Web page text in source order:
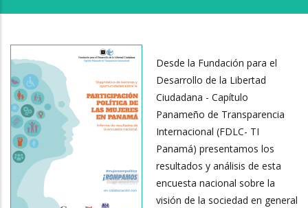
Desde la Fundación para el
Desarrollo de la Libertad
Ciudadana - Capítulo
Panameño de Transparencia
Internacional (FDLC- TI
Panamá) presentamos los
resultados y análisis de esta
encuesta nacional sobre la
visión de la sociedad en general